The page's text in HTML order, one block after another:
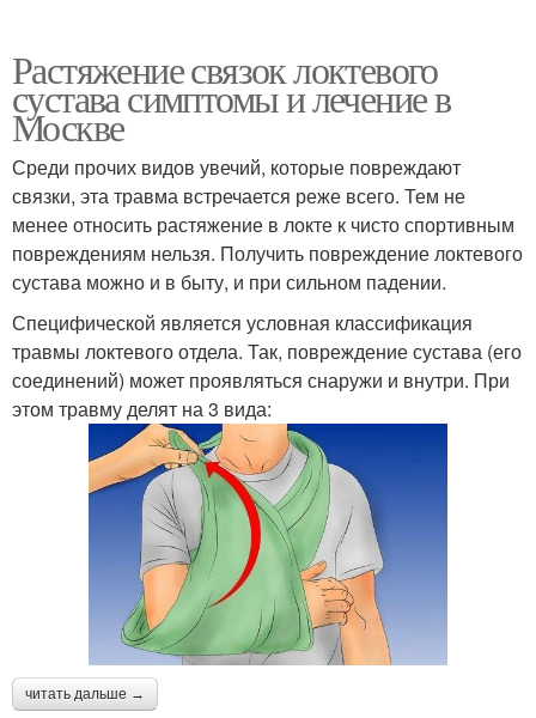
Растяжение связок локтевого
сустава симптомы и лечение в
Москве
Среди прочих видов увечий, которые повреждают
связки, эта травма встречается реже всего. Тем не
менее относить растяжение в локте к чисто спортивным
повреждениям нельзя. Получить повреждение локтевого
сустава можно и в быту, и при сильном падении.
Специфической является условная классификация
травмы локтевого отдела. Так, повреждение сустава (его
соединений) может проявляться снаружи и внутри. При
этом травму делят на 3 вида:
читать дальше →